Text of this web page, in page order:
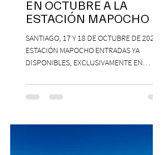
EN OCTUBRE A LA
ESTACIÓN MAPOCHO
SANTIAGO, 17 Y 18 DE OCTUBRE DE 2026,
ESTACIÓN MAPOCHO ENTRADAS YA
DISPONIBLES, EXCLUSIVAMENTE EN
con una edición renovada que reunirá
yoga, bienestar y vida consciente, con la
Antonella Orsini, Yoga Woman y más